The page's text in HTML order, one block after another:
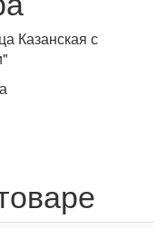
Казанская с